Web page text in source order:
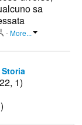
sa
-More...
Storia
1)